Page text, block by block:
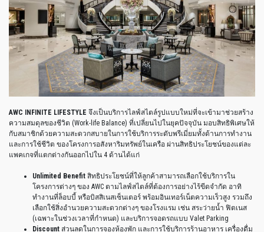
AWC INFINITE LIFESTYLE จึงเป็นบริการไลฟ์สไตล์รูปแบบใหม่ที่จะเข้ามาช่วยสร้าง
ความสมดุลของชีวิต (Work-life Balance) ที่เปลี่ยนไปในยุคปัจจุบัน มอบสิทธิพิเศษให้
กับสมาชิกด้วยความสะดวกสบายในการใช้บริการระดับพรีเมี่ยมทั้งด้านการทำงาน
และการใช้ชีวิต ของโครงการอสังหาริมทรัพย์ในเครือ ผ่านสิทธิประโยชน์ของแต่ละ
แพคเกจที่แตกต่างกันออกไปใน 4 ด้านได้แก่
Unlimited Benefit สิทธิประโยชน์ที่ให้ลูกค้าสามารถเลือกใช้บริการใน
โครงการต่างๆ ของ AWC ตามไลฟ์สไตล์ที่ต้องการอย่างไร้ขีดจำกัด อาทิ
ทำงานที่ล็อบบี้ หรือบิสสิเนสเซ็นเตอร์ พร้อมอินเทอร์เน็ตความเร็วสูง รวมถึง
เลือกใช้สิ่งอำนวยความสะดวกต่างๆ ของโรงแรม เช่น สระว่ายน้ำ ฟิตเนส
(เฉพาะในช่วงเวลาที่กำหนด) และบริการจอดรถแบบ Valet Parking
Discount ส่วนลดในการจองห้องพัก และการใช้บริการร้านอาหาร เครื่องดื่ม